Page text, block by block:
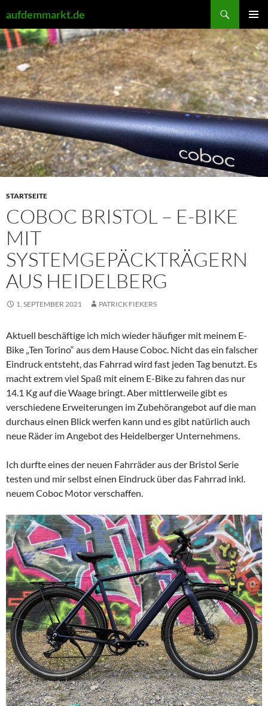
Inhalt
springen
aufdemmarkt.de
MENÜ
STARTSEITE
COBOC BRISTOL – E-BIKE
MIT
SYSTEMGEPÄCKTRÄGERN
AUS HEIDELBERG
1. SEPTEMBER 2021 PATRICK FIEKERS
Aktuell beschäftige ich mich wieder häufiger mit meinem E-
Bike „Ten Torino“ aus dem Hause Coboc. Nicht das ein falscher
Eindruck entsteht, das Fahrrad wird fast jeden Tag benutzt. Es
macht extrem viel Spaß mit einem E-Bike zu fahren das nur
14.1 Kg auf die Waage bringt. Aber mittlerweile gibt es
verschiedene Erweiterungen im Zubehörangebot auf die man
durchaus einen Blick werfen kann und es gibt natürlich auch
neue Räder im Angebot des Heidelberger Unternehmens.
Ich durfte eines der neuen Fahrräder aus der Bristol Serie
testen und mir selbst einen Eindruck über das Fahrrad inkl.
neuem Coboc Motor verschaffen.